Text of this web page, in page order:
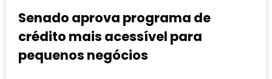
Senado aprova programa de
crédito mais acessível para
pequenos negócios